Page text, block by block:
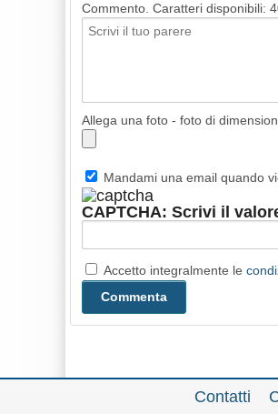
Commento. Caratteri disponibili:
Allega una foto - foto di
Mandami una email quando
CAPTCHA: Scrivi il
Accetto integralmente le
Contatti